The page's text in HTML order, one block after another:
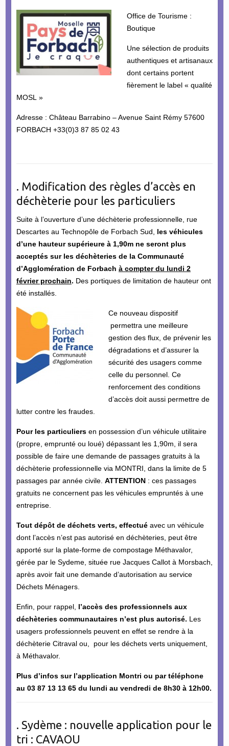
Office de Tourisme :
Boutique
Une sélection de produits
authentiques et artisanaux
dont certains portent
fièrement le label « qualité
MOSL »
Adresse : Château Barrabino – Avenue Saint Rémy 57600
FORBACH +33(0)3 87 85 02 43
. Modification des règles d’accès en
déchèterie pour les particuliers
Suite à l’ouverture d’une déchèterie professionnelle, rue
Descartes au Technopôle de Forbach Sud,
les véhicules
d’une hauteur supérieure à 1,90m ne seront plus
acceptés sur les déchèteries de la Communauté
d’Agglomération de Forbach à compter du lundi 2
février prochain. Des portiques de limitation de hauteur ont
été installés.
Ce nouveau dispositif
permettra une meilleure
gestion des flux, de prévenir les
dégradations et d’assurer la
sécurité des usagers comme
celle du personnel. Ce
renforcement des conditions
d’accès doit aussi permettre de
lutter contre les fraudes.
Pour les particuliersen possession d’un véhicule utilitaire
(propre, emprunté ou loué) dépassant les 1,90m, il sera
possible de faire une demande de passages gratuits à la
déchèterie professionnelle via MONTRI, dans la limite de 5
passages par année civile. ATTENTION: ces passages
gratuits ne concernent pas les véhicules empruntés à une
entreprise.
Tout dépôt de déchets verts, effectuéavec un véhicule
dont l’accès n’est pas autorisé en déchèteries, peut être
apporté sur la plate-forme de compostage Méthavalor,
gérée par le Sydeme, située rue Jacques Callot à Morsbach,
après avoir fait une demande d’autorisation au service
Déchets Ménagers.
Enfin, pour rappel, l’accès des professionnels aux
déchèteries communautaires n’est plus autorisé. Les
usagers professionnels peuvent en effet se rendre à la
déchèterie Citraval ou, pour les déchets verts uniquement,
à Méthavalor.
Plus d’infos sur l’application Montri ou par téléphone
au 03 87 13 13 65 du lundi au vendredi de 8h30 à 12h00.
. Sydème : nouvelle application pour le
tri : CAVAOU